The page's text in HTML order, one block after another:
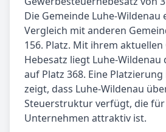
Die Gemeinde Luhe-Wildenau
Vergleich mit anderen
156. Platz. Mit ihrem
Hebesatz liegt Luhe-
auf Platz 368. Eine
zeigt, dass Luhe-Wildenau
Steuerstruktur verfügt, die für
Unternehmen attraktiv ist.